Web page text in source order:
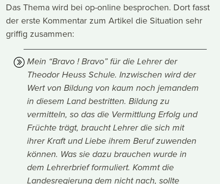
Das Thema wird bei op-online besprochen. Dort fasst
der erste Kommentar zum Artikel die Situation sehr
griffig zusammen:
Mein “Bravo ! Bravo” für die Lehrer der
Theodor Heuss Schule. Inzwischen wird der
Wert von Bildung von kaum noch jemandem
in diesem Land bestritten. Bildung zu
vermitteln, so das die Vermittlung Erfolg und
Früchte trägt, braucht Lehrer die sich mit
ihrer Kraft und Liebe ihrem Beruf zuwenden
können. Was sie dazu brauchen wurde in
dem Lehrerbrief formuliert. Kommt die
Landesregierung dem nicht nach, sollte